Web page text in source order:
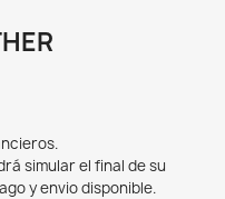
simular el final de su
y envio disponible.